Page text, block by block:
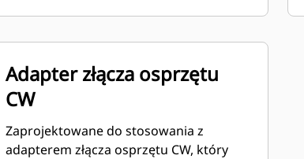
Adapter złącza osprzętu
CW
Zaprojektowane do stosowania z
adapterem złącza osprzętu CW, który